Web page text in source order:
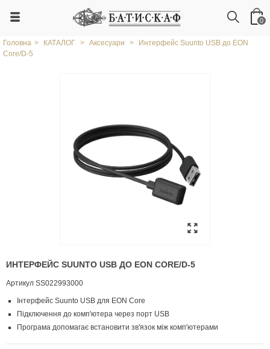
0
Головна > КАТАЛОГ > Аксесуари >
Интерфейс Suunto USB до EON
Core/D-5
ИНТЕРФЕЙС SUUNTO USB ДО EON CORE/D-5
Артикул SS022993000
Інтерфейс Suunto USB для EON Core
Підключення до комп'ютера через порт USB
Програма допомагає встановити зв'язок між комп'ютерами